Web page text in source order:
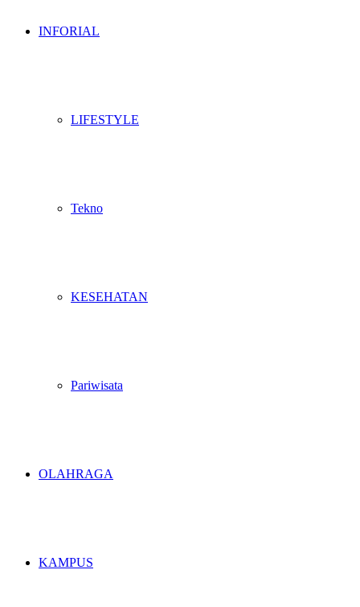
INFORIAL
LIFESTYLE
Tekno
KESEHATAN
Pariwisata
OLAHRAGA
KAMPUS